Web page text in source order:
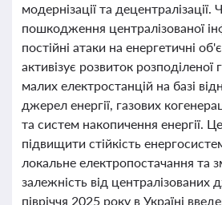
модернізації та децентралізації.
пошкодження централізованої
постійні атаки на енергетичні
активізує розвиток розподіленої
малих електростанцій на базі
джерел енергії, газових
та систем накопичення енергії.
підвищити стійкість
локальне електропостачання та
залежність від
півріччя 2025 року в Україні